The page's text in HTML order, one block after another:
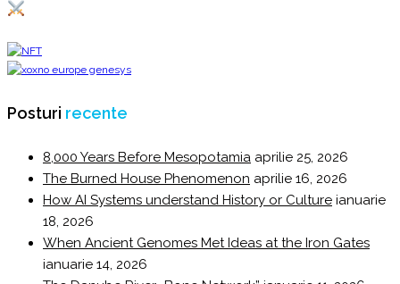
Posturi recente
8,000 Years Before Mesopotamia aprilie 25, 2026
The Burned House Phenomenon aprilie 16, 2026
How AI Systems understand History or Culture ianuarie
18, 2026
When Ancient Genomes Met Ideas at the Iron Gates
ianuarie 14, 2026